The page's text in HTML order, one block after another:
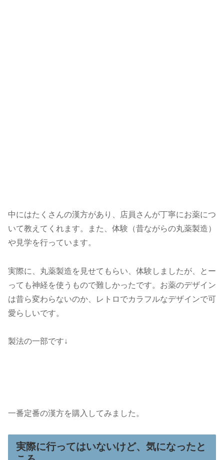
中にはたくさんの漢方があり、店員さんが丁寧にお薬につ
いて教えてくれます。また、体験（昔ながらの丸薬製造）
や見学を行っています。
実際に、丸薬製造を見せてもらい、体験しましたが、とー
っても神経を使うもので難しかったです。お薬のデザイン
は昔ら変わらないのか、レトロでカラフルなデザインで可
愛らしいです。
製法の一部です↓
一番定番の漢方を購入してみました。
実際に行ってはいないけど、気になったと